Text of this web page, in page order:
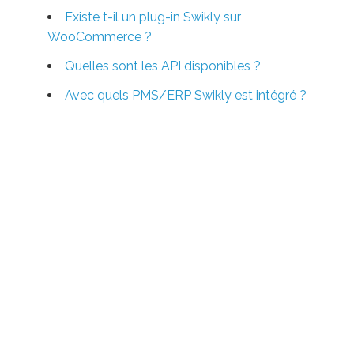
Existe t-il un plug-in Swikly sur
WooCommerce ?
Quelles sont les API disponibles ?
Avec quels PMS/ERP Swikly est intégré ?